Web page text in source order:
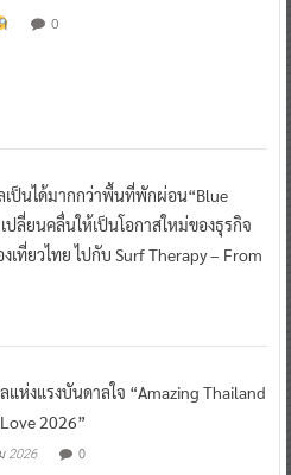
0
เป็นได้มากกว่าพื้นที่พักผ่อน“Blue
เปลี่ยนคลื่นให้เป็นโอกาสใหม่ของธุรกิจ
เที่ยวไทย ไปกับ Surf Therapy – From
แห่งแรงบันดาลใจ “Amazing Thailand
2026”
2026 0